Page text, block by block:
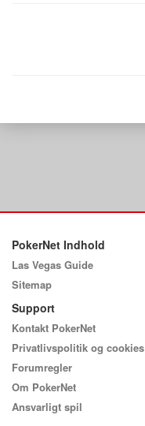
PokerNet Indhold
Las Vegas Guide
Sitemap
Support
Kontakt PokerNet
Privatlivspolitik og cookies
Forumregler
Om PokerNet
Ansvarligt spil